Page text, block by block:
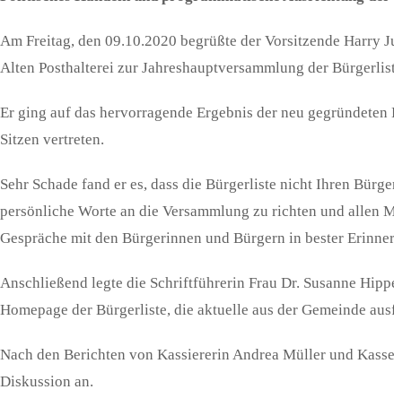
Am Freitag, den 09.10.2020 begrüßte der Vorsitzende Harry
Alten Posthalterei zur Jahreshauptversammlung der
Er ging auf das hervorragende Ergebnis der neu
Sitzen vertreten.
Sehr Schade fand er es, dass die Bürgerliste nicht Ihren
persönliche Worte an die Versammlung zu richten und allen
Gespräche mit den Bürgerinnen und Bürgern in bester
Anschließend legte die Schriftführerin Frau Dr. Susanne
Homepage der Bürgerliste, die aktuelle aus der Gemeinde
Nach den Berichten von Kassiererin Andrea Müller und
Diskussion an.